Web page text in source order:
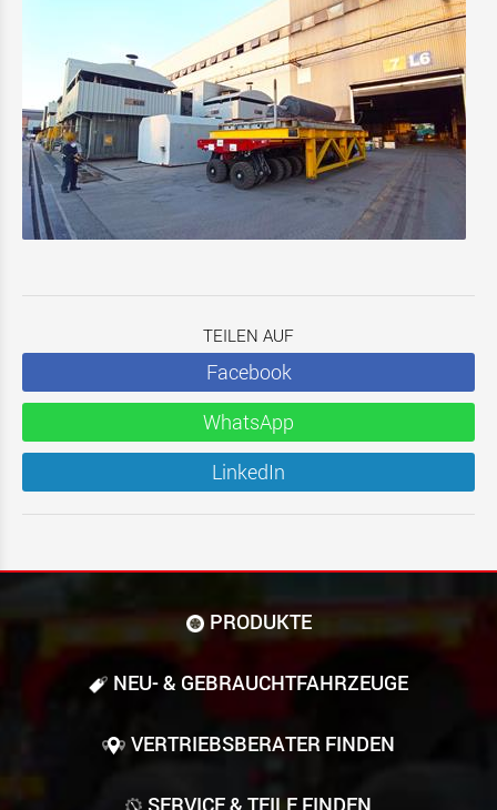
TEILEN AUF
Facebook
WhatsApp
LinkedIn
PRODUKTE
NEU- & GEBRAUCHT­FAHRZEUGE
VERTRIEBSBERATER FINDEN
SERVICE & TEILE FINDEN